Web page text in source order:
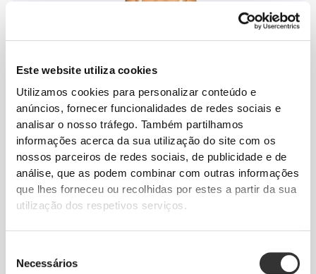
Este website utiliza cookies
Utilizamos cookies para personalizar conteúdo e
anúncios, fornecer funcionalidades de redes sociais e
analisar o nosso tráfego. Também partilhamos
informações acerca da sua utilização do site com os
nossos parceiros de redes sociais, de publicidade e de
análise, que as podem combinar com outras informações
que lhes forneceu ou recolhidas por estes a partir da sua
utilização dos respetivos serviços.
Necessários